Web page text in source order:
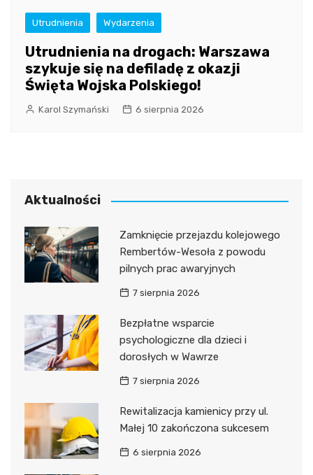
Utrudnienia Wydarzenia
Utrudnienia na drogach: Warszawa
szykuje się na defiladę z okazji
Święta Wojska Polskiego!
Karol Szymański 6 sierpnia 2026
Aktualności
Zamknięcie przejazdu kolejowego
Rembertów-Wesoła z powodu
pilnych prac awaryjnych
7 sierpnia 2026
Bezpłatne wsparcie
psychologiczne dla dzieci i
dorosłych w Wawrze
7 sierpnia 2026
Rewitalizacja kamienicy przy ul.
Małej 10 zakończona sukcesem
6 sierpnia 2026